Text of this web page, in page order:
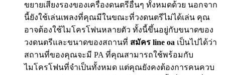
ขยายเสียงรองของเครื่องดนตรีอื่นๆ ทั้งหมดด้วย นอกจาก
นี้ยังใช้เล่นเพลงที่คุณมีในขณะที่วงดนตรีไม่ได้เล่น คุณ
อาจต้องใช้ไมโครโฟนหลายตัว ทั้งนี้ขึ้นอยู่กับขนาดของ
วงดนตรีและขนาดของสถานที่ สมัคร line oa เป็นไปได้ว่า
สถานที่ของคุณจะมี PA ที่คุณสามารถใช้พร้อมกับ
ไมโครโฟนที่จำเป็นทั้งหมด แต่คุณยังคงต้องการคนควบ